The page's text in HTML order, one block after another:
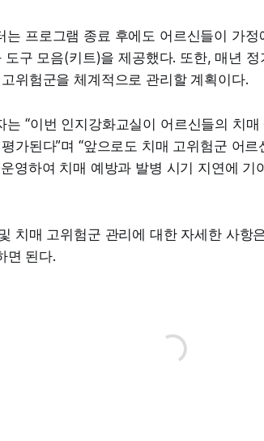
는 프로그램 종료 후에도 어르신들이 가
도구 모음(키트)을 제공했다. 또한, 매년
위험군을 체계적으로 관리할 계획이다.
는 “이번 인지강화교실이 어르신들의 치
가된다”며 “앞으로도 치매 고위험군 어
영하여 치매 예방과 발병 시기 지연에 기
치매 고위험군 관리에 대한 자세한 사
면 된다.